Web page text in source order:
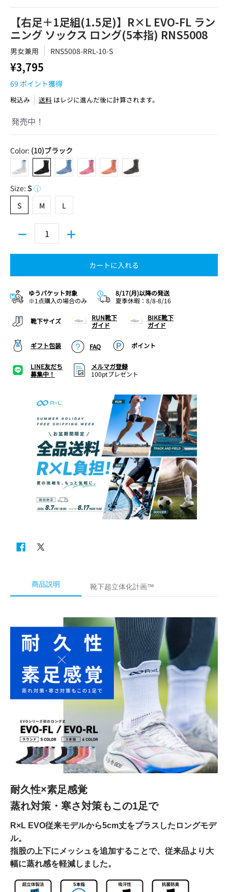
【右足＋1足組(1.5足)】R×L EVO-FL ラン
ニング ソックス ロング(5本指) RNS5008
男女兼用 RNS5008-RRL-10-S
¥3,795
69 ポイント獲得
税込み 送料 はレジに進んだ後に計算されます。
発売中！
Color: (10)ブラック
(01)ホワイト(10)ブラック(20)ブルー
Size: S i
S
S
M L
カートに入れる
ゆうパケット対象
※1点購入の場合のみ
8/17(月)以降の発送
夏季休暇：8/8-8/16
靴下サイズ
RUN靴下
ガイド
BIKE靴下
ガイド
ギフト包装 FAQ ポイント
LINE友だち
募集中！
メルマガ登録
100ptプレゼント
商品説明 靴下超立体化計画™
耐久性×素足感覚
蒸れ対策・寒さ対策もこの1足で
R×L EVO従来モデルから5cm丈をプラスしたロングモデ
ル。
指股の上下にメッシュを追加することで、従来品より大
幅に蒸れ感を軽減しました。